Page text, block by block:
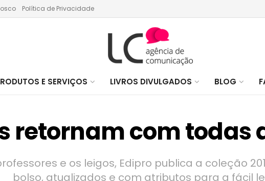
Política de Privacidade
E SERVIÇOS LIVROS DIVULGADOS BLOG
retornam com todas
e os leigos, Edipro publica a coleção
bolso, atualizados e com atributos para a fácil